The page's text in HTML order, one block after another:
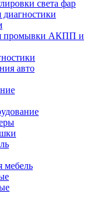
света фар
промывки АКПП и
авто
мебель